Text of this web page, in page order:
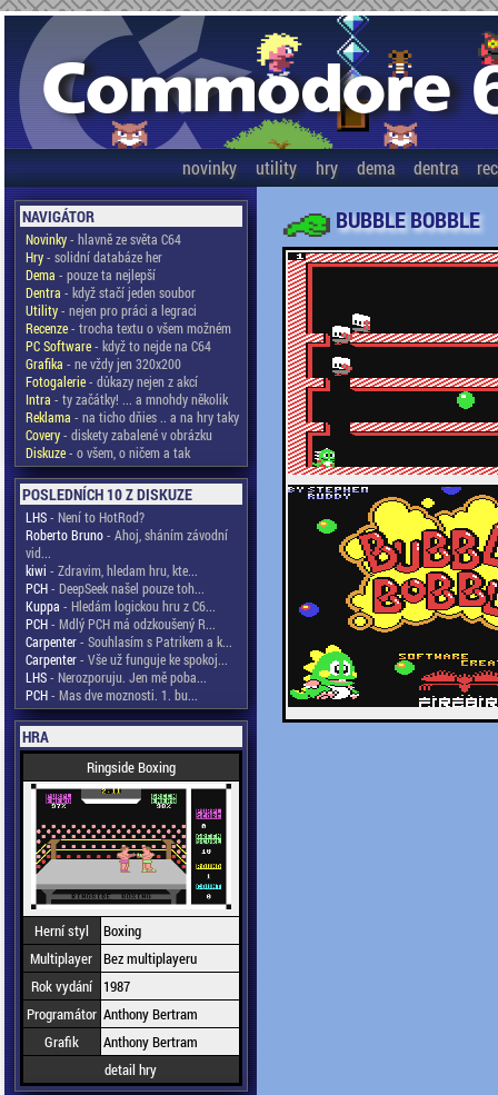
novinky utility hry dema dentra
NAVIGÁTOR
Novinky- hlavně ze světa C64
Hry- solidní databáze her
Dema - pouze ta nejlepší
Dentra - když stačí jeden soubor
Utility- nejen pro práci a legraci
Recenze- trocha textu o všem možném
PC Software- když to nejde na C64
Grafika - ne vždy jen 320x200
Fotogalerie- důkazy nejen z akcí
Intra - ty začátky! ... a mnohdy několik
Reklama - na ticho dňies .. a na hry taky
Covery- diskety zabalené v obrázku
Diskuze- o všem, o ničem a tak
POSLEDNÍCH 10 Z DISKUZE
LHS- Není to HotRod?
Roberto Bruno- Ahoj, sháním závodní
vid...
kiwi - Zdravim, hledam hru, kte...
PCH- DeepSeek našel pouze toh...
Kuppa - Hledám logickou hru z C6...
PCH- Mdlý PCH má odzkoušený R...
Carpenter- Souhlasím s Patrikem a k...
Carpenter- Vše už funguje ke spokoj...
LHS- Nerozporuju. Jen mě poba...
PCH- Mas dve moznosti. 1. bu...
HRA
Ringside Boxing
Herní styl
Boxing
Multiplayer Bez multiplayeru
Rok vydání
1987
Programátor Anthony Bertram
Grafik
Anthony Bertram
detail hry
BUBBLE BOBBLE